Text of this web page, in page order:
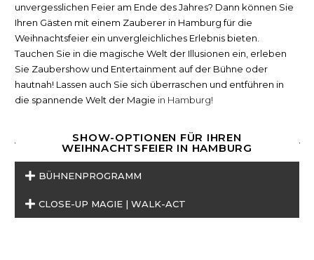
unvergesslichen Feier am Ende des Jahres? Dann können Sie
Ihren Gästen mit einem Zauberer in Hamburg für die
Weihnachtsfeier ein unvergleichliches Erlebnis bieten.
Tauchen Sie in die magische Welt der Illusionen ein, erleben
Sie Zaubershow und Entertainment auf der Bühne oder
hautnah! Lassen auch Sie sich überraschen und entführen in
die spannende Welt der Magie in Hamburg!
SHOW-OPTIONEN FÜR IHREN
WEIHNACHTSFEIER IN HAMBURG
BÜHNENPROGRAMM
CLOSE-UP MAGIE | WALK-ACT